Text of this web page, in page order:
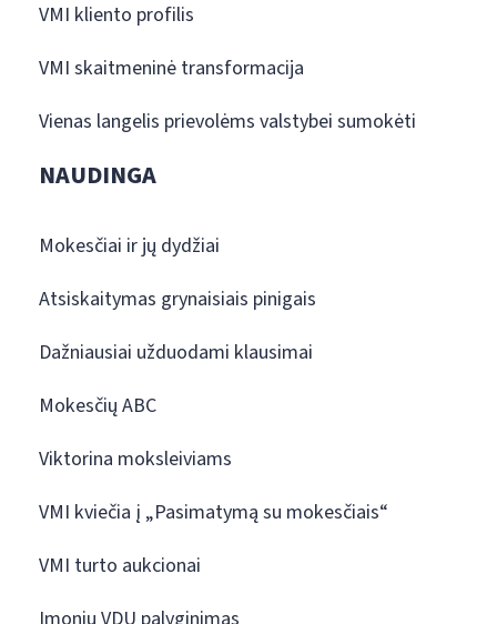
VMI kliento profilis
VMI skaitmeninė transformacija
Vienas langelis prievolėms valstybei sumokėti
NAUDINGA
Mokesčiai ir jų dydžiai
Atsiskaitymas grynaisiais pinigais
Dažniausiai užduodami klausimai
Mokesčių ABC
Viktorina moksleiviams
VMI kviečia į „Pasimatymą su mokesčiais“
VMI turto aukcionai
Įmonių VDU palyginimas